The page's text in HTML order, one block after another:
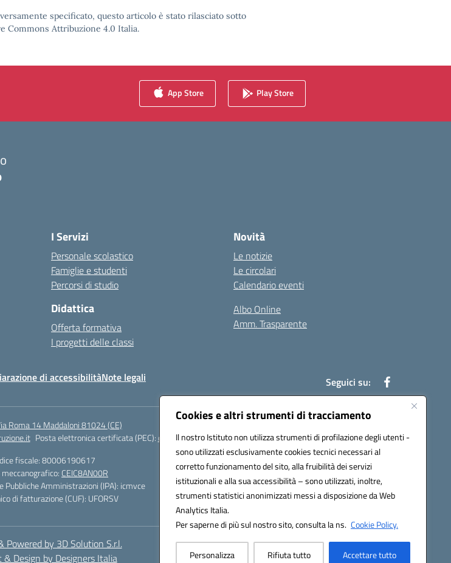
Cookies e altri strumenti di tracciamento
Il nostro Istituto non utilizza strumenti di profilazione degli utenti -
sono utilizzati esclusivamente cookies tecnici necessari al
corretto funzionamento del sito, alla fruibilità dei servizi
istituzionali e alla sua accessibilità – sono utilizzati, inoltre,
strumenti statistici anonimizzati messi a disposizione da Web
Analytics Italia.
Per saperne di più sul nostro sito, consulta la ns. Cookie Policy.
Personalizza Rifiuta tutto Accettare tutto
specificato, questo articolo è stato rilasciato sotto
Commons Attribuzione 4.0 Italia.
App Store Play Store
I Servizi
Personale scolastico
Famiglie e studenti
Percorsi di studio
Didattica
Offerta formativa
I progetti delle classi
Novità
Le notizie
Le circolari
Calendario eventi
Albo Online
Amm. Trasparente
di accessibilitàNote legali Seguici su:
Roma 14 Maddaloni 81024 (CE)
Posta elettronica certificata (PEC):ceic8an00r@pec.istruzione.it
fiscale: 80006190617
meccanografico: CEIC8AN00R
Pubbliche Amministrazioni (IPA): icmvce
di fatturazione (CUF): UFORSV
Powered by 3D Solution S.r.l.
& Design by Designers Italia